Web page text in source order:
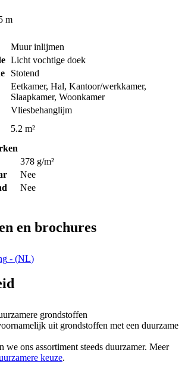
m
Muur inlijmen
Licht vochtige doek
Stotend
Eetkamer, Hal, Kantoor/werkkamer,
Slaapkamer, Woonkamer
Vliesbehanglijm
5.2 m²
378 g/m²
Nee
Nee
en brochures
- (NL)
grondstoffen
uit grondstoffen met een duurzame
we ons assortiment steeds duurzamer. Meer
keuze.